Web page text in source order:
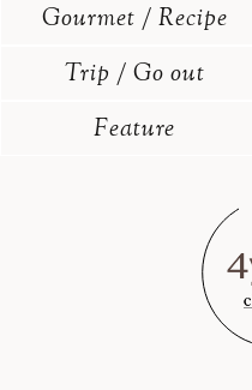
Gourmet / Recipe
Trip / Go out
Feature